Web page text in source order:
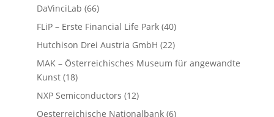
DaVinciLab (66)
FLiP – Erste Financial Life Park(40)
Hutchison Drei Austria GmbH (22)
MAK – Österreichisches Museum für angewandte
Kunst(18)
NXP Semiconductors (12)
Oesterreichische Nationalbank(6)